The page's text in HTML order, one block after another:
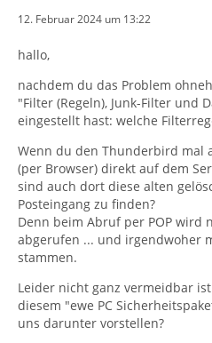
12. Februar 2024 um 13:22
hallo,
nachdem du das Problem
"Filter (Regeln), Junk-Filter und
eingestellt hast: welche
Wenn du den Thunderbird mal
(per Browser) direkt auf dem
sind auch dort diese alten
Posteingang zu finden?
Denn beim Abruf per POP wird
abgerufen ... und irgendwoher
stammen.
Leider nicht ganz vermeidbar
diesem "ewe PC
uns darunter vorstellen?